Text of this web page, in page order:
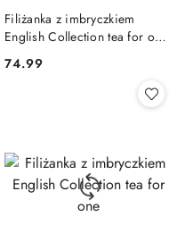
Filiżanka z imbryczkiem
English Collection tea for one
Cena:
74.99